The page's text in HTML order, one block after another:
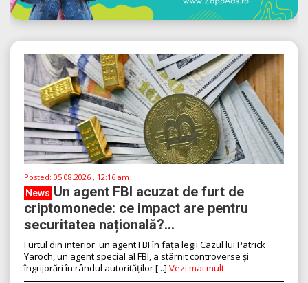
Posted: 05.08.2026 , 12:16 am
News Un agent FBI acuzat de furt de
criptomonede: ce impact are pentru
securitatea națională?...
Furtul din interior: un agent FBI în fața legii Cazul lui Patrick
Yaroch, un agent special al FBI, a stârnit controverse și
îngrijorări în rândul autorităților [...] Vezi mai mult